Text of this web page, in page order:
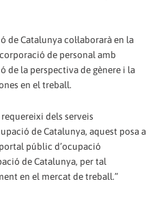
de Catalunya col·laborarà en la
de personal amb
de la perspectiva de gènere i la
en el treball.
dels serveis
de Catalunya, aquest posa a
públic d’ocupació
de Catalunya, per tal
en el mercat de treball.”